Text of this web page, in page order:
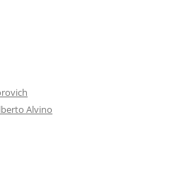
Alvino